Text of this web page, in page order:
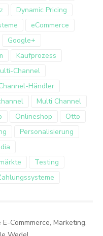
Dynamic Pricing
eCommerce
Google+
Kaufprozess
Channel
Händler
Multi Channel
Onlineshop
Otto
Personalisierung
Testing
Commmerce, Marketing,